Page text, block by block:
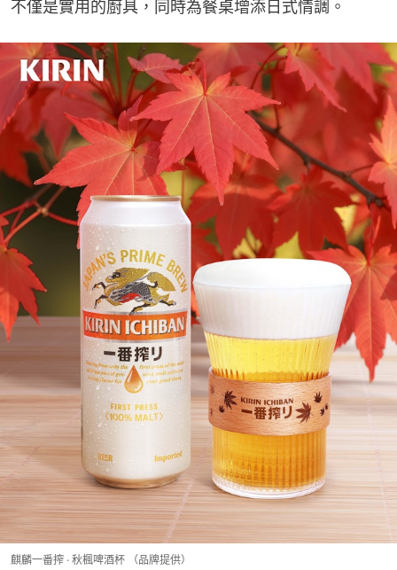
不僅是實用的廚具，同時為餐桌增添日式情調。
麒麟一番搾 · 秋楓啤酒杯 （品牌提供）